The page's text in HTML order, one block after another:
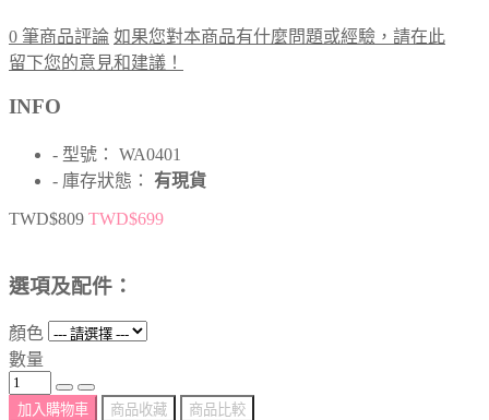
0 筆商品評論 如果您對本商品有什麼問題或經驗，請在此
留下您的意見和建議！
INFO
- 型號： WA0401
- 庫存狀態：
有現貨
TWD$809 TWD$699
選項及配件：
顏色
數量
加入購物車 商品收藏 商品比較